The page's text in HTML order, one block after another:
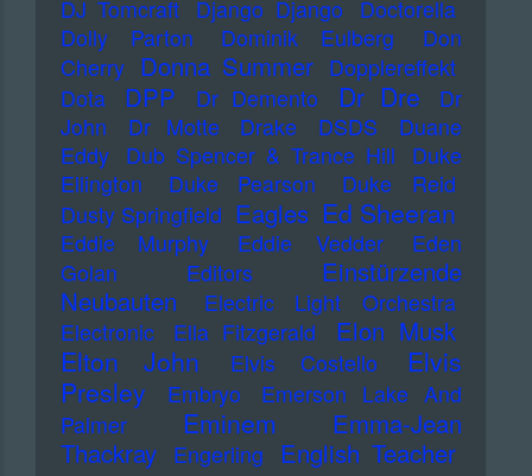
DJ Tomcraft Django Django
Doctorella
Dolly Parton
Dominik Eulberg
Don
Cherry Donna Summer Dopplereffekt
Dota
DPP Dr Demento Dr Dre
Dr
John
Dr Motte Drake DSDS
Duane
Eddy
Dub Spencer & Trance Hill
Duke
Ellington
Duke Pearson
Duke Reid
Dusty Springfield Eagles Ed Sheeran
Eddie Murphy Eddie Vedder
Eden
Golan
Editors
Einstürzende
Neubauten
Electric Light Orchestra
Electronic
Ella Fitzgerald Elon Musk
Elton John Elvis Costello
Elvis
Presley
Embryo
Emerson Lake And
Palmer
Eminem
Emma-Jean
Thackray
Engerling English Teacher